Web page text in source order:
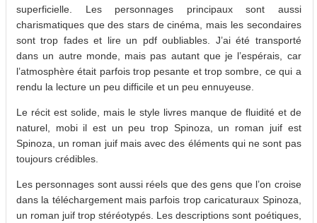
superficielle. Les personnages principaux sont aussi
charismatiques que des stars de cinéma, mais les secondaires
sont trop fades et lire un pdf oubliables. J’ai été transporté
dans un autre monde, mais pas autant que je l’espérais, car
l’atmosphère était parfois trop pesante et trop sombre, ce qui a
rendu la lecture un peu difficile et un peu ennuyeuse.
Le récit est solide, mais le style livres manque de fluidité et de
naturel, mobi il est un peu trop Spinoza, un roman juif est
Spinoza, un roman juif mais avec des éléments qui ne sont pas
toujours crédibles.
Les personnages sont aussi réels que des gens que l’on croise
dans la téléchargement mais parfois trop caricaturaux Spinoza,
un roman juif trop stéréotypés. Les descriptions sont poétiques,